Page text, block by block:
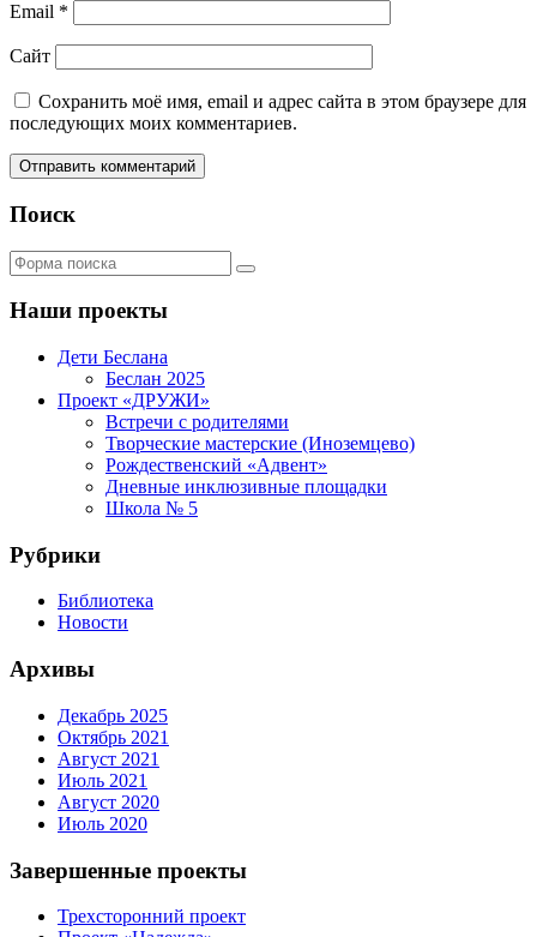
Email *
Сайт
Сохранить моё имя, email и адрес сайта в этом браузере для
последующих моих комментариев.
Поиск
Поиск
Наши проекты
Дети Беслана
Беслан 2025
Проект «ДРУЖИ»
Встречи с родителями
Творческие мастерские (Иноземцево)
Рождественский «Адвент»
Дневные инклюзивные площадки
Школа № 5
Рубрики
Библиотека
Новости
Архивы
Декабрь 2025
Октябрь 2021
Август 2021
Июль 2021
Август 2020
Июль 2020
Завершенные проекты
Трехсторонний проект